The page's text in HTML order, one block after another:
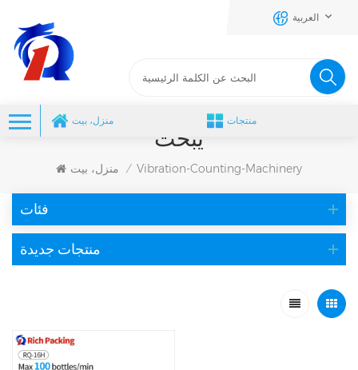
العربية
منزل، بيت منتجات
يبحث
منزل، بيت / Vibration-Counting-Machinery
فئات
منتجات جديدة